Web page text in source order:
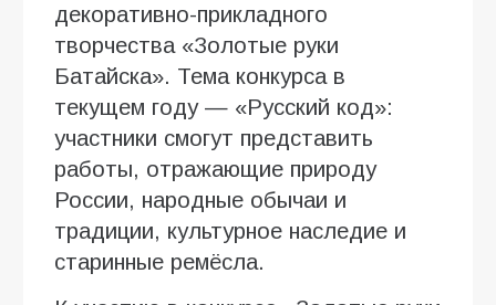
декоративно-прикладного
творчества «Золотые руки
Батайска». Тема конкурса в
текущем году — «Русский код»:
участники смогут представить
работы, отражающие природу
России, народные обычаи и
традиции, культурное наследие и
старинные ремёсла.